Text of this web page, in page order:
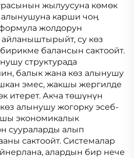
жылуусуна көмөк
алынушуна карши чоң
жолдорун
су көз
балансын сактоойт.
структурада
балык жана көз алынушу
эмес, жакшы жергилде
итерет. Акча төшүнүн
алынушу жогорку эсеб-
экономикалык
суураларды алып
сактоойт. Системалар
алардын бир нече